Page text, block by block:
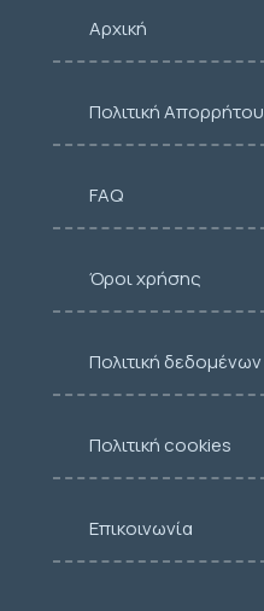
Αρχική
Πολιτική Απορρήτου
FAQ
Όροι χρήσης
Πολιτική δεδομένων
Πολιτική cookies
Επικοινωνία